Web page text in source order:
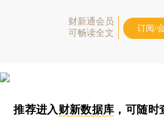
财新通会员
可畅读全文
订阅/
推荐进入财新数据库 ，可随